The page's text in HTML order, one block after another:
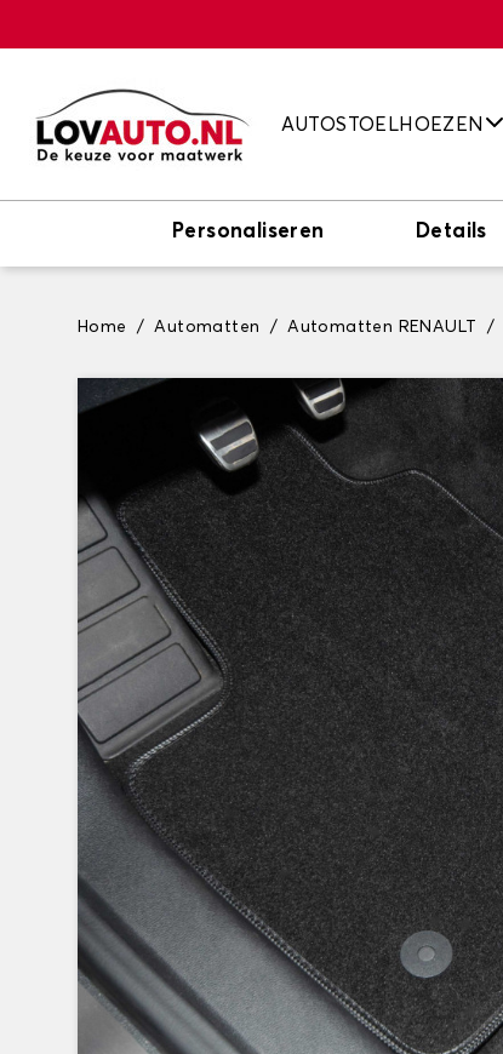
AUTOSTOELHOEZEN
Personaliseren Details
Home Automatten Automatten RENAULT